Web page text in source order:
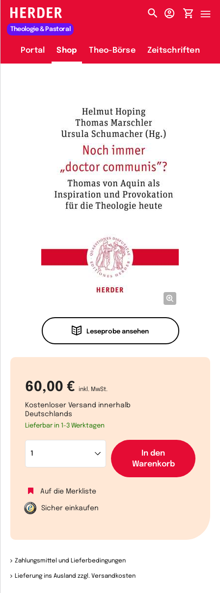
HERDER-MENÜ
Theologie & Pastoral
Portal Shop Theo-Börse Zeitschriften
Leseprobe ansehen
60,00 € inkl. MwSt.
Kostenloser Versand innerhalb
Deutschlands
Lieferbar in 1-3 Werktagen
In den
Warenkorb
Auf die Merkliste
Sicher einkaufen
Zahlungsmittel und Lieferbedingungen
Lieferung ins Ausland zzgl. Versandkosten